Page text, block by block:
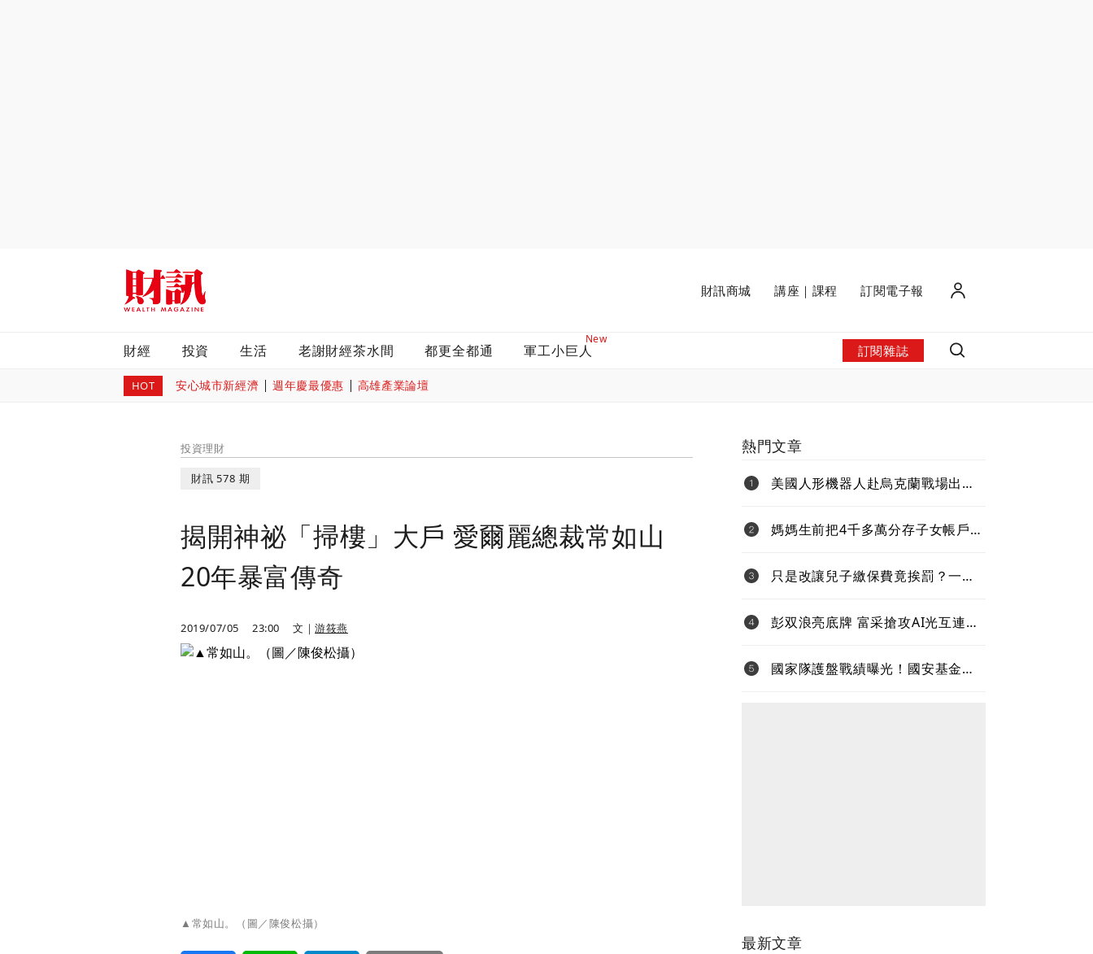
財訊商城 講座｜課程 訂閱電子報
財經 投資 生活 老謝財經茶水間 都更全都通
New
軍工小巨人 訂閱雜誌
HOT 安心城市新經濟 週年慶最優惠 高雄產業論壇
投資理財
財訊 578 期
揭開神祕「掃樓」大戶 愛爾麗總裁常如山
20年暴富傳奇
2019/07/05 23:00 文｜游筱燕
▲常如山。（圖／陳俊松攝）
熱門文章
美國人形機器人赴烏克蘭戰場出任
超微Ryzen AI嵌入式X100系列處理
器
媽媽生前把4千多萬分存子女帳戶
只是改讓兒子繳保費竟挨罰？一次
彭双浪亮底牌 富采搶攻AI光互連
功耗新藍海
國家隊護盤戰績曝光！國安基金
最新文章